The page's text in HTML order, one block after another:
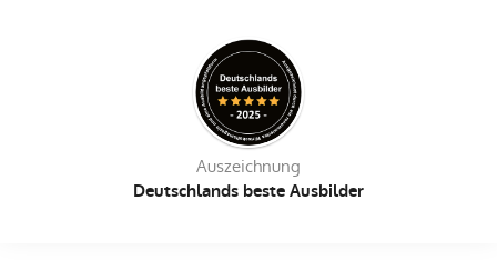
Auszeichnung
Deutschlands beste Ausbilder